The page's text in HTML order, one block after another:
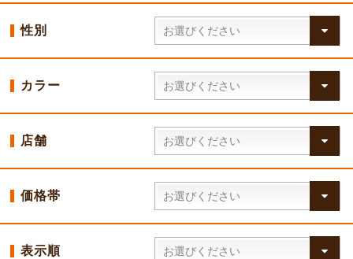
性別
カラー
店舗
価格帯
表示順